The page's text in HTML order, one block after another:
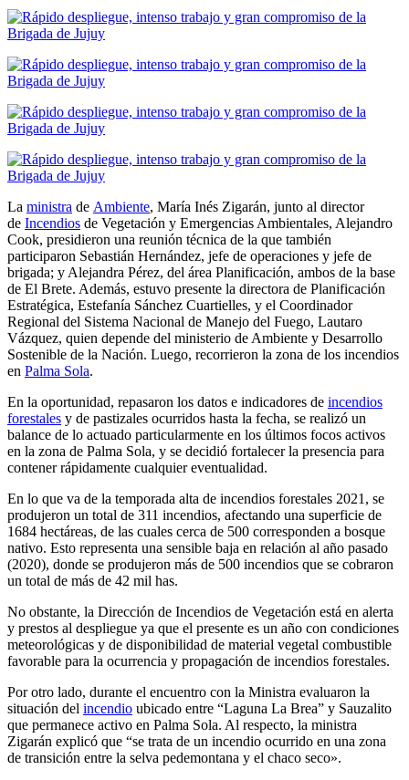
La ministra de Ambiente, María Inés Zigarán, junto al director
de Incendios de Vegetación y Emergencias Ambientales, Alejandro
Cook, presidieron una reunión técnica de la que también
participaron Sebastián Hernández, jefe de operaciones y jefe de
brigada; y Alejandra Pérez, del área Planificación, ambos de la base
de El Brete. Además, estuvo presente la directora de Planificación
Estratégica, Estefanía Sánchez Cuartielles, y el Coordinador
Regional del Sistema Nacional de Manejo del Fuego, Lautaro
Vázquez, quien depende del ministerio de Ambiente y Desarrollo
Sostenible de la Nación. Luego, recorrieron la zona de los incendios
en Palma Sola.
En la oportunidad, repasaron los datos e indicadores de incendios
forestales y de pastizales ocurridos hasta la fecha, se realizó un
balance de lo actuado particularmente en los últimos focos activos
en la zona de Palma Sola, y se decidió fortalecer la presencia para
contener rápidamente cualquier eventualidad.
En lo que va de la temporada alta de incendios forestales 2021, se
produjeron un total de 311 incendios, afectando una superficie de
1684 hectáreas, de las cuales cerca de 500 corresponden a bosque
nativo. Esto representa una sensible baja en relación al año pasado
(2020), donde se produjeron más de 500 incendios que se cobraron
un total de más de 42 mil has.
No obstante, la Dirección de Incendios de Vegetación está en alerta
y prestos al despliegue ya que el presente es un año con condiciones
meteorológicas y de disponibilidad de material vegetal combustible
favorable para la ocurrencia y propagación de incendios forestales.
Por otro lado, durante el encuentro con la Ministra evaluaron la
situación del incendio ubicado entre “Laguna La Brea” y Sauzalito
que permanece activo en Palma Sola. Al respecto, la ministra
Zigarán explicó que “se trata de un incendio ocurrido en una zona
de transición entre la selva pedemontana y el chaco seco».